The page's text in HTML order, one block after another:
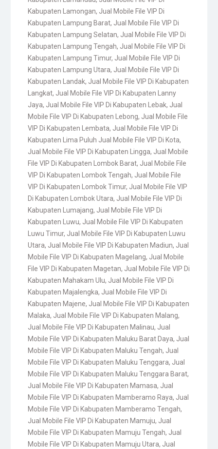
Kabupaten Lamongan, Jual Mobile File VIP Di
Kabupaten Lampung Barat, Jual Mobile File VIP Di
Kabupaten Lampung Selatan, Jual Mobile File VIP Di
Kabupaten Lampung Tengah, Jual Mobile File VIP Di
Kabupaten Lampung Timur, Jual Mobile File VIP Di
Kabupaten Lampung Utara, Jual Mobile File VIP Di
Kabupaten Landak, Jual Mobile File VIP Di Kabupaten
Langkat, Jual Mobile File VIP Di Kabupaten Lanny
Jaya, Jual Mobile File VIP Di Kabupaten Lebak, Jual
Mobile File VIP Di Kabupaten Lebong, Jual Mobile File
VIP Di Kabupaten Lembata, Jual Mobile File VIP Di
Kabupaten Lima Puluh Jual Mobile File VIP Di Kota,
Jual Mobile File VIP Di Kabupaten Lingga, Jual Mobile
File VIP Di Kabupaten Lombok Barat, Jual Mobile File
VIP Di Kabupaten Lombok Tengah, Jual Mobile File
VIP Di Kabupaten Lombok Timur, Jual Mobile File VIP
Di Kabupaten Lombok Utara, Jual Mobile File VIP Di
Kabupaten Lumajang, Jual Mobile File VIP Di
Kabupaten Luwu, Jual Mobile File VIP Di Kabupaten
Luwu Timur, Jual Mobile File VIP Di Kabupaten Luwu
Utara, Jual Mobile File VIP Di Kabupaten Madiun, Jual
Mobile File VIP Di Kabupaten Magelang, Jual Mobile
File VIP Di Kabupaten Magetan, Jual Mobile File VIP Di
Kabupaten Mahakam Ulu, Jual Mobile File VIP Di
Kabupaten Majalengka, Jual Mobile File VIP Di
Kabupaten Majene, Jual Mobile File VIP Di Kabupaten
Malaka, Jual Mobile File VIP Di Kabupaten Malang,
Jual Mobile File VIP Di Kabupaten Malinau, Jual
Mobile File VIP Di Kabupaten Maluku Barat Daya, Jual
Mobile File VIP Di Kabupaten Maluku Tengah, Jual
Mobile File VIP Di Kabupaten Maluku Tenggara, Jual
Mobile File VIP Di Kabupaten Maluku Tenggara Barat,
Jual Mobile File VIP Di Kabupaten Mamasa, Jual
Mobile File VIP Di Kabupaten Mamberamo Raya, Jual
Mobile File VIP Di Kabupaten Mamberamo Tengah,
Jual Mobile File VIP Di Kabupaten Mamuju, Jual
Mobile File VIP Di Kabupaten Mamuju Tengah, Jual
Mobile File VIP Di Kabupaten Mamuju Utara, Jual